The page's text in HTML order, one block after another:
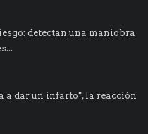
detectan una maniobra
a dar un infarto", la reacción